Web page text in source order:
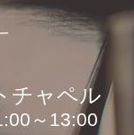
チャペル
～13:00